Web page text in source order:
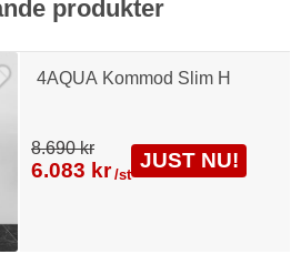
produkter
4AQUA Kommod Slim H
8.690 kr
6.083 kr /st
JUST NU!